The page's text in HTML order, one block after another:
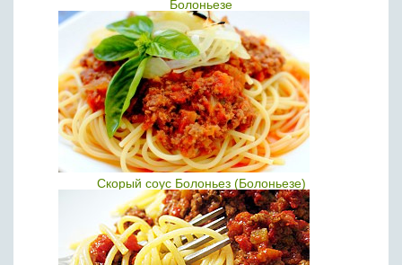
Болоньезе
Скорый соус Болоньез (Болоньезе)